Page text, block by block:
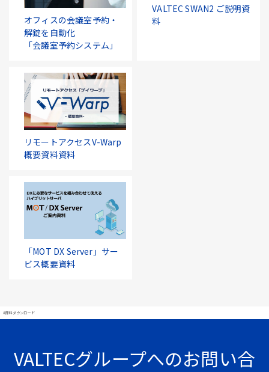
オフィスの会議室予約・
解錠を自動化
「会議室予約システム」
VALTEC SWAN2 ご説明資
料
リモートアクセスV-Warp
概要資料資料
「MOT DX Server」サー
ビス概要資料
#資料ダウンロード
VALTECグループへのお問い合